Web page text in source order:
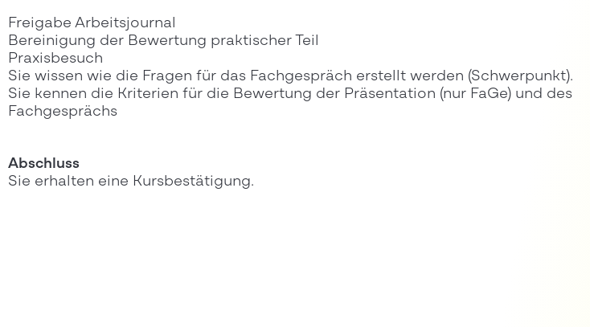
Freigabe Arbeitsjournal
Bereinigung der Bewertung praktischer Teil
Praxisbesuch
Sie wissen wie die Fragen für das Fachgespräch erstellt werden (Schwerpunkt).
Sie kennen die Kriterien für die Bewertung der Präsentation (nur FaGe) und des
Fachgesprächs
Abschluss
Sie erhalten eine Kursbestätigung.